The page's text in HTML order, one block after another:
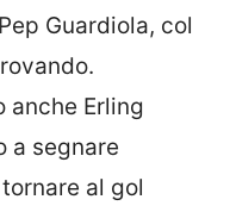
Guardiola, col
anche Erling
a segnare
al gol